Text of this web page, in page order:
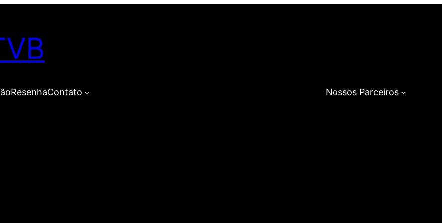
ResenhaContato Nossos Parceiros